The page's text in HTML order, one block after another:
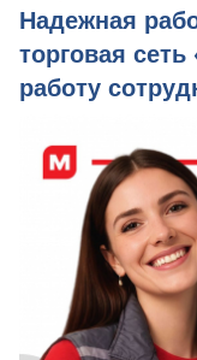
Надежная
торговая
работу